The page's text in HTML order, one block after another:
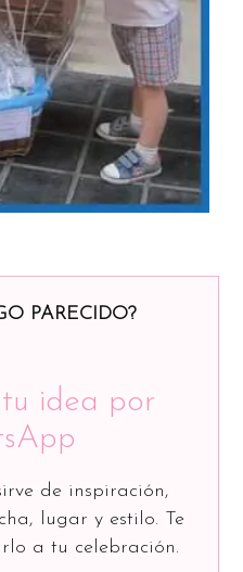
PARECIDO?
idea por
de inspiración,
lugar y estilo. Te
a tu celebración.